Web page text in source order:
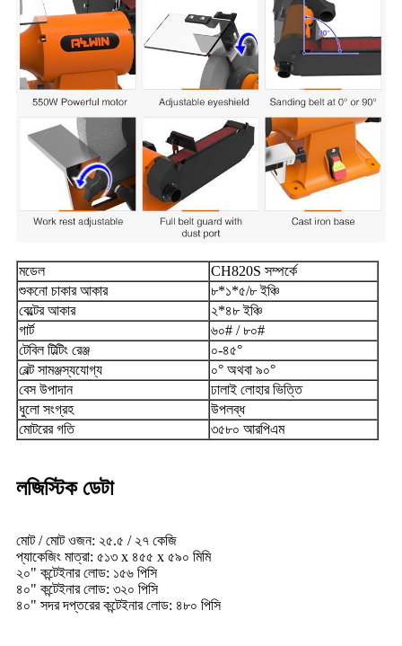
মডেল
CH820S সম্পর্কে
শুকনো চাকার আকার
৮*১*৫/৮ ইঞ্চি
বেল্টের আকার
২*৪৮ ইঞ্চি
গার্ট
৬০# / ৮০#
টেবিল টিল্টিং রেঞ্জ
০-৪৫°
বেল্ট সামঞ্জস্যযোগ্য
০° অথবা ৯০°
বেস উপাদান
ঢালাই লোহার ভিত্তি
ধুলো সংগ্রহ
উপলব্ধ
মোটরের গতি
৩৫৮০ আরপিএম
লজিস্টিক ডেটা
মোট / মোট ওজন: ২৫.৫ / ২৭ কেজি
প্যাকেজিং মাত্রা: ৫১৩ x ৪৫৫ x ৫৯০ মিমি
২০" কন্টেইনার লোড: ১৫৬ পিসি
৪০" কন্টেইনার লোড: ৩২০ পিসি
৪০" সদর দপ্তরের কন্টেইনার লোড: ৪৮০ পিসি